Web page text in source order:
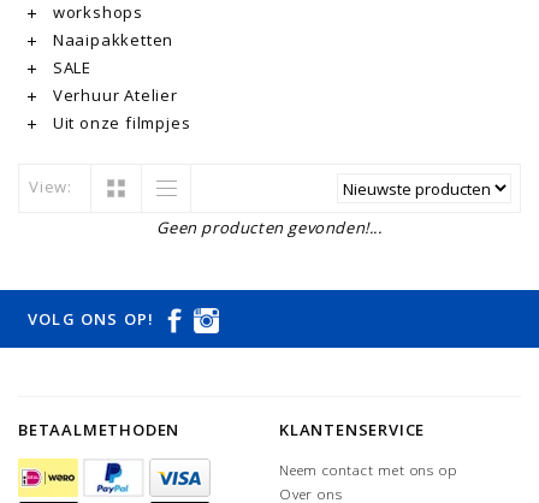
workshops
Naaipakketten
SALE
Verhuur Atelier
Uit onze filmpjes
View:
Geen producten gevonden!...
VOLG ONS OP!
BETAALMETHODEN KLANTENSERVICE
Neem contact met ons op
Over ons